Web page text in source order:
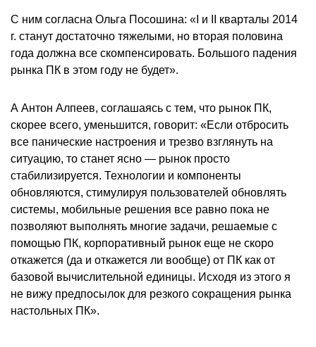
С ним согласна Ольга Посошина: «I и II кварталы 2014
г. станут достаточно тяжелыми, но вторая половина
года должна все скомпенсировать. Большого падения
рынка ПК в этом году не будет».
А Антон Алпеев, соглашаясь с тем, что рынок ПК,
скорее всего, уменьшится, говорит: «Если отбросить
все панические настроения и трезво взглянуть на
ситуацию, то станет ясно — рынок просто
стабилизируется. Технологии и компоненты
обновляются, стимулируя пользователей обновлять
системы, мобильные решения все равно пока не
позволяют выполнять многие задачи, решаемые с
помощью ПК, корпоративный рынок еще не скоро
откажется (да и откажется ли вообще) от ПК как от
базовой вычислительной единицы. Исходя из этого я
не вижу предпосылок для резкого сокращения рынка
настольных ПК».